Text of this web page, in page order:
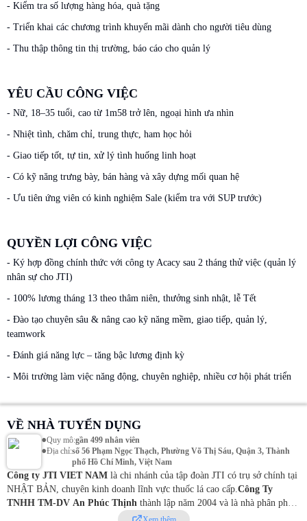
- Kiểm tra số lượng hàng hóa, quà tặng
- Triển khai các chương trình khuyến mãi dành cho người tiêu dùng
- Thu thập thông tin thị trường, báo cáo cho quản lý
YÊU CẦU CÔNG VIỆC
- Nữ, 18–35 tuổi, cao từ 1m58 trở lên, ngoại hình ưa nhìn
- Nhiệt tình, chăm chỉ, trung thực, ham học hỏi
- Giao tiếp tốt, tự tin, xử lý tình huống linh hoạt
- Có kỹ năng trưng bày, bán hàng và xây dựng mối quan hệ
- Ưu tiên ứng viên có kinh nghiệm Sale (kiểm tra với SUP trước)
QUYỀN LỢI CÔNG VIỆC
- Ký hợp đồng chính thức với công ty Acacy sau 2 tháng thử việc (quản lý
nhân sự cho JTI)
- 100% lương tháng 13 theo thâm niên, thưởng sinh nhật, lễ Tết
- Đào tạo chuyên sâu & nâng cao kỹ năng mềm, giao tiếp, quản lý,
teamwork
- Đánh giá năng lực – tăng bậc lương định kỳ
- Môi trường làm việc năng động, chuyên nghiệp, nhiều cơ hội phát triển
VỀ NHÀ TUYỂN DỤNG
•Quy mô:gần 499 nhân viên
•Địa chỉ:số 56 Phạm Ngọc Thạch, Phường Võ Thị Sáu, Quận 3, Thành
phố Hồ Chí Minh, Việt Nam
Công ty JTI VIET NAM là chi nhánh của tập đoàn JTI có trụ sở chính tại
NHẬT BẢN, chuyên kinh doanh lĩnh vực thuốc lá cao cấp.Công Ty
TNHH TM-DV An Phúc Thịnh thành lập năm 2004 và là nhà phân phối
độc quyền cho các sản phẩm thuốc láMevius, Camel, Winston của công